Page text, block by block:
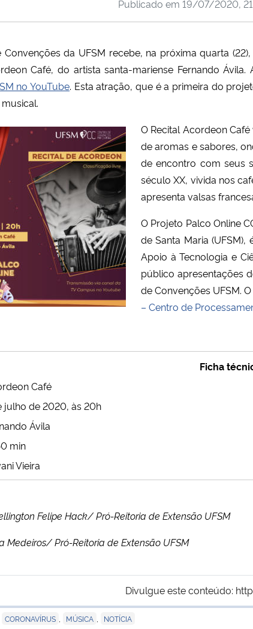
Publicado em 19/07/2020,
Convenções da UFSM recebe, na próxima quarta
Café, do artista santa-mariense Fernando
no YouTube. Esta atração, que é a primeira do
O Recital Acordeon
de aromas e sabores,
de encontro com seus
século XX, vivida nos
apresenta valsas
O Projeto Palco Online
de Santa Maria
Apoio à Tecnologia e
público apresentações
de Convenções UFSM.
– Centro de
Ficha
Café
julho de 2020, às 20h
Ávila
min
Vieira
Felipe Hack/ Pró-Reitoria de Extensão UFSM
Medeiros/ Pró-Reitoria de Extensão UFSM
Divulgue este conteúdo:
CORONAVÍRUS MÚSICA NOTÍCIA